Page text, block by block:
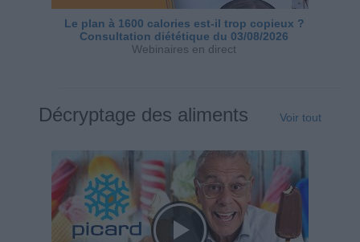
Le plan à 1600 calories est-il trop copieux ?
Consultation diététique du 03/08/2026
Webinaires en direct
Décryptage des aliments Voir tout